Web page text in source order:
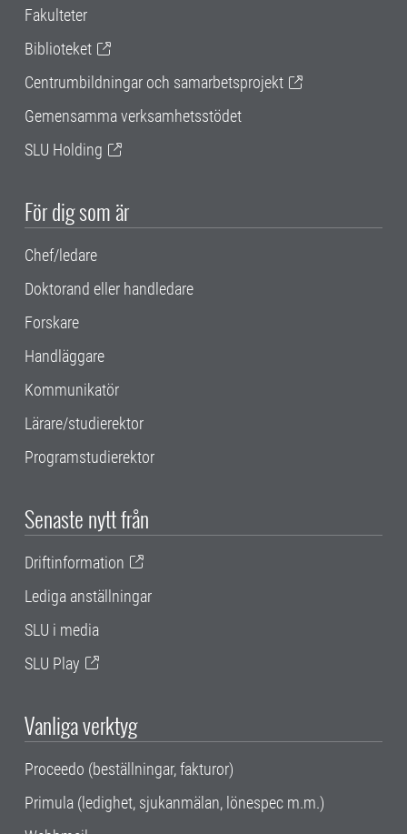
Fakulteter
Biblioteket
Centrumbildningar och samarbetsprojekt
Gemensamma verksamhetsstödet
SLU Holding
För dig som är
Chef/ledare
Doktorand eller handledare
Forskare
Handläggare
Kommunikatör
Lärare/studierektor
Programstudierektor
Senaste nytt från
Driftinformation
Lediga anställningar
SLU i media
SLU Play
Vanliga verktyg
Proceedo (beställningar, fakturor)
Primula (ledighet, sjukanmälan, lönespec m.m.)